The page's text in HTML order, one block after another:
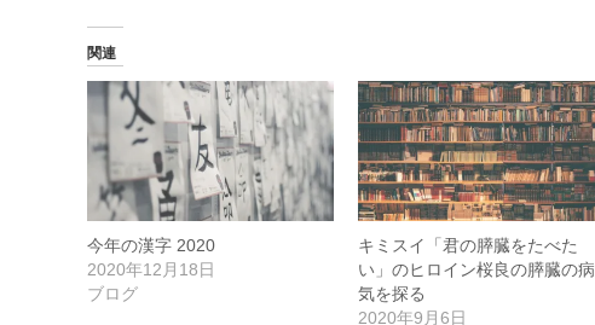
関連
今年の漢字 2020
2020年12月18日
ブログ
キミスイ「君の膵臓をたべた
い」のヒロイン桜良の膵臓の病
気を探る
2020年9月6日